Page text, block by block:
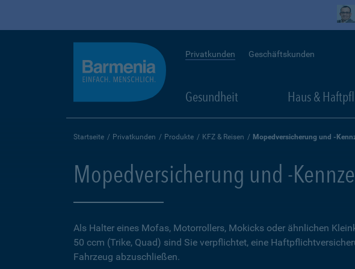
Privatkunden Geschäftskunden
Gesundheit Haus &
Startseite Privatkunden Produkte KFZ & Reisen Mopedversicherung und -
Mopedversicherung und -
Als Halter eines Mofas, Motorrollers, Mokicks oder ähnlichen
50 ccm (Trike, Quad) sind Sie verpflichtet, eine
Fahrzeug abzuschließen.